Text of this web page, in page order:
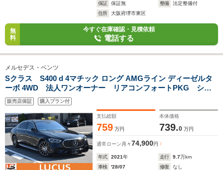
保証
保証無 整備
法定整備付
住所
大阪府堺市東区
無
料
今すぐ在庫確認・見積依頼
電話する
メルセデス・ベンツ
Sクラス S400 d 4マチック ロング AMGライン ディーゼルタ
ーボ 4WD 法人ワンオーナー リアコンフォートPKG ショ
ーファーポジション リアエンターテイメントシステム 4Dハ
イエンドサウンドシステム パノラミックサンルーフ 3Dコッ
クピットディスプレイ エアバランスPKG
販売店保証 購入プラン付
支払総額
759 万円
本体価格
739.0 万円
通常ローン 月々74,900円
年式 2021年 走行 9.7万km
車検
'28/07 修復
なし